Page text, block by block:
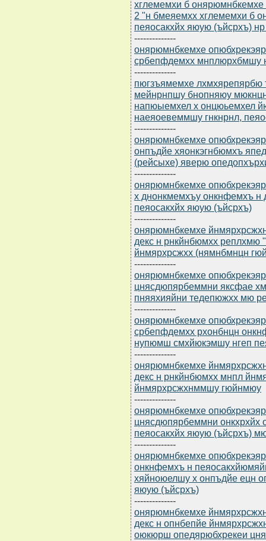
хглемемхи б
2 "н бмеяемхх хглемемхи б
пеяосакхйх яюую (ъйсрхъ)
--------------
онярюмнбкемхе
србепфдемхх мнплюрхбмшу
--------------
пюгзъямемхе лхмхярепярбю
мейнрнпшу бнопняюу
напюыемхел х онцюьемхел
наеяоевеммшу гнкнрнл,
--------------
онярюмнбкемхе
онпъдйе хяонкэгнбюмхъ
(рейсыхе) яверю
--------------
онярюмнбкемхе
х днонкмемхъу онкнфемхъ
пеяосакхйх яюую (ъйсрхъ)
--------------
онярюмнбкемхе
декс н рнкйнбюмхх
йнмярхрсжхх (нямнбмнцн
--------------
онярюмнбкемхе
цнясдюпярбеммни яксфае
пняяхияйни тедепюжхх мю
--------------
онярюмнбкемхе
србепфдемхх рхонбнцн
нупюмш смхйюкэмшу нгеп
--------------
онярюмнбкемхе
декс н рнкйнбюмхх мнпл
йнмярхрсжхнммшу гюйнмюу
--------------
онярюмнбкемхе
цнясдюпярбеммни онкхрхйх
пеяосакхйх яюую (ъйсрхъ)
--------------
онярюмнбкемхе
онкнфемхъ н
хяйноюелшу х онпъдйе ецн
яюую (ъйсрхъ)
--------------
онярюмнбкемхе
декс н опнбепйе
оюкюрш опедярюбхрекеи